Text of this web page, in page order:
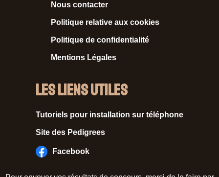
Nous contacter
Politique relative aux cookies
Politique de confidentialité
Mentions Légales
Les liens utiles
Tutoriels pour installation sur téléphone
Site des Pedigrees
Facebook